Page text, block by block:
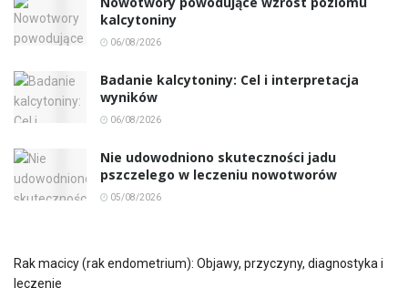
kalcytoniny
06/08/2026
Badanie kalcytoniny: Cel i interpretacja
wyników
06/08/2026
Nie udowodniono skuteczności jadu
pszczelego w leczeniu nowotworów
05/08/2026
Rak macicy (rak endometrium): Objawy, przyczyny, diagnostyka i
leczenie